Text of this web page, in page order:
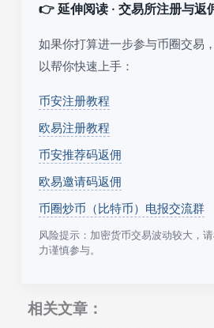
👉 延伸阅读 · 交易所注册与返
如果你打算进一步参与币圈交易
以帮你快速上手：
币安注册教程
欧易注册教程
币安推荐码返佣
欧易邀请码返佣
币圈炒币（比特币）电报交流群
风险提示：加密货币交易波动较大，
力谨慎参与。
相关文章：